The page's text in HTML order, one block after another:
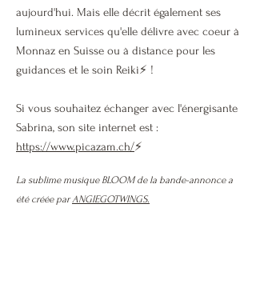
aujourd'hui. Mais elle décrit également ses
lumineux services qu'elle délivre avec coeur à
Monnaz en Suisse ou à distance pour les
guidances et le soin Reiki⚡ !
Si vous souhaitez échanger avec l'énergisante
Sabrina, son site internet est :
https://www.picazam.ch/⚡
La sublime musique BLOOM de la bande-annonce a
été créée parANGIEGOTWINGS.